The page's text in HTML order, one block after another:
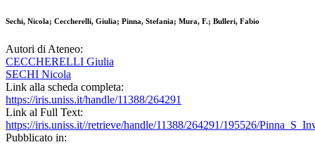
Sechi, Nicola; Ceccherelli, Giulia; Pinna, Stefania; Mura, F.; Bulleri, Fabio
Autori di Ateneo:
CECCHERELLI Giulia
SECHI Nicola
Link alla scheda completa:
https://iris.uniss.it/handle/11388/264291
Link al Full Text:
https://iris.uniss.it//retrieve/handle/11388/264291/195526/
Pubblicato in: